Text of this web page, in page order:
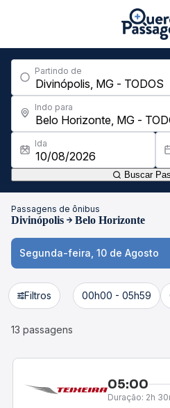
Partindo de
Indo para
Ida
Buscar
Passagens de ônibus
Divinópolis Belo Horizonte
Segunda-feira, 10 de Agosto
Filtros 00h00 - 05h59
13 passagens
05:00
Duração: 2h